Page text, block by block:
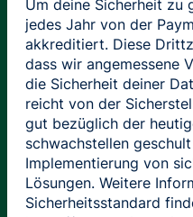
Um deine Sicherheit zu
jedes Jahr von der
akkreditiert. Diese
dass wir angemessene
die Sicherheit deiner
reicht von der
gut bezüglich der
schwachstellen
Implementierung von
Lösungen. Weitere
Sicherheitsstandard